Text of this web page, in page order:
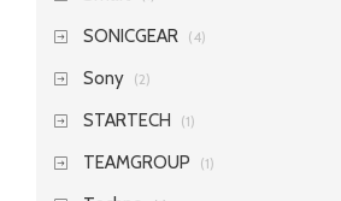
SONICGEAR (4)
Sony (2)
STARTECH (1)
TEAMGROUP (1)